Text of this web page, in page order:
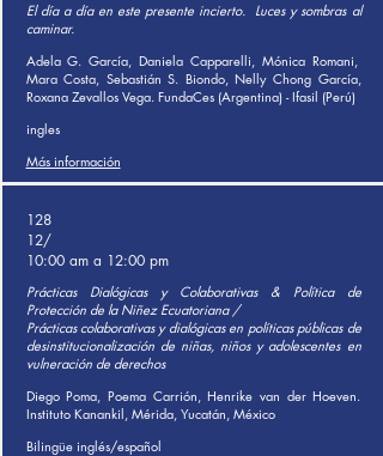
El día a día en este presente incierto. Luces y sombras al
caminar.
Adela G. García, Daniela Capparelli, Mónica Romani,
Mara Costa, Sebastián S. Biondo, Nelly Chong García,
Roxana Zevallos Vega. FundaCes (Argentina) - Ifasil (Perú)
ingles
Más información
128
12/
10:00 am a 12:00 pm
Prácticas Dialógicas y Colaborativas & Política de
Protección de la Niñez Ecuatoriana /
Prácticas colaborativas y dialógicas en políticas públicas de
desinstitucionalización de niñas, niños y adolescentes en
vulneración de derechos
Diego Poma, Poema Carrión, Henrike van der Hoeven.
Instituto Kanankil, Mérida, Yucatán, México
Bilingüe inglés/español